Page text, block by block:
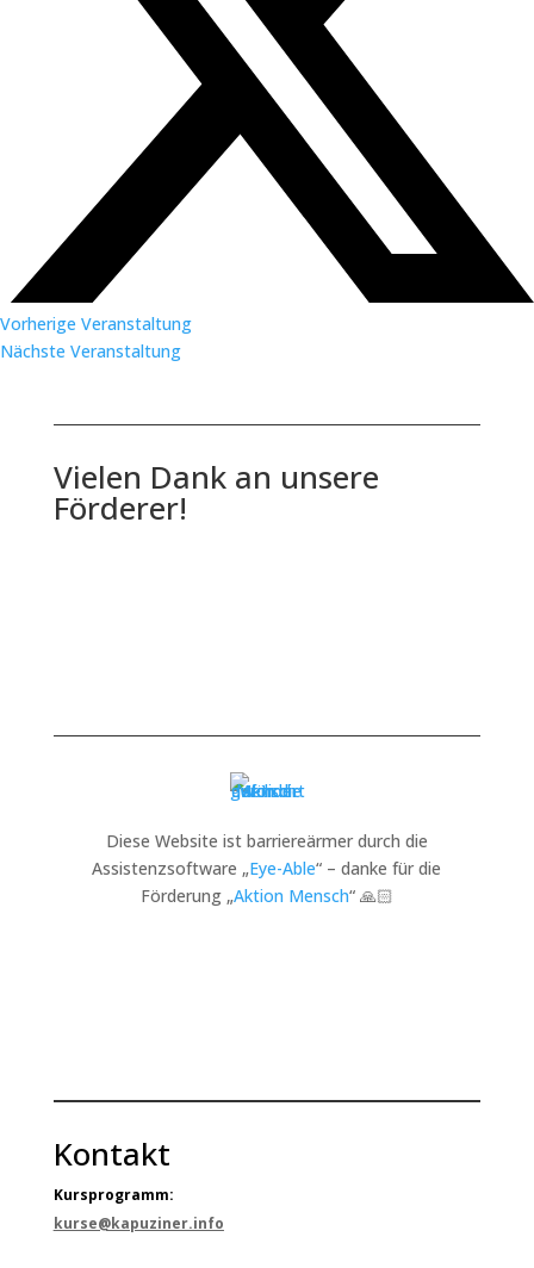
Vorherige Veranstaltung
Nächste Veranstaltung
Vielen Dank an unsere
Förderer!
Diese Website ist barriereärmer durch die
Assistenzsoftware „Eye-Able“ – danke für die
Förderung „Aktion Mensch“ 🙏🏻
Kontakt
Kursprogramm:
kurse@kapuziner.info